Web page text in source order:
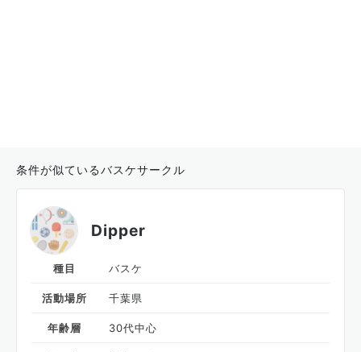
条件が似ているバスケサークル
Dipper
種目 バスケ
活動場所 千葉県
年齢層 30代中心